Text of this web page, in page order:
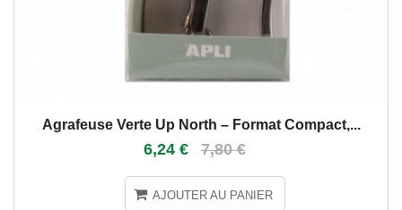
Agrafeuse Verte Up North – Format Compact,...
6,24 € 7,80 €
AJOUTER AU PANIER